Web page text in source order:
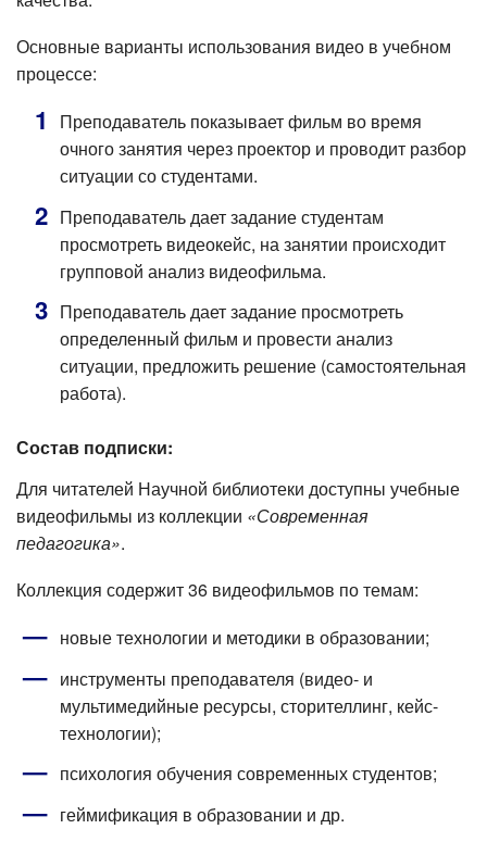
Основные варианты использования видео в учебном
процессе:
Преподаватель показывает фильм во время
очного занятия через проектор и проводит разбор
ситуации со студентами.
Преподаватель дает задание студентам
просмотреть видеокейс, на занятии происходит
групповой анализ видеофильма.
Преподаватель дает задание просмотреть
определенный фильм и провести анализ
ситуации, предложить решение (самостоятельная
работа).
Состав подписки:
Для читателей Научной библиотеки доступны учебные
видеофильмы из коллекции «Современная
педагогика».
Коллекция содержит 36 видеофильмов по темам:
новые технологии и методики в образовании;
инструменты преподавателя (видео- и
мультимедийные ресурсы, сторителлинг, кейс-
технологии);
психология обучения современных студентов;
геймификация в образовании и др.